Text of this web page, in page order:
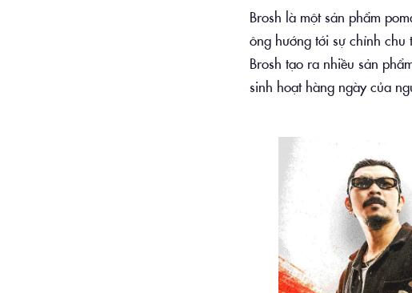
Brosh là một sản phẩm
ông hướng tới sự chỉnh
Brosh tạo ra nhiều sản
sinh hoạt hàng ngày của